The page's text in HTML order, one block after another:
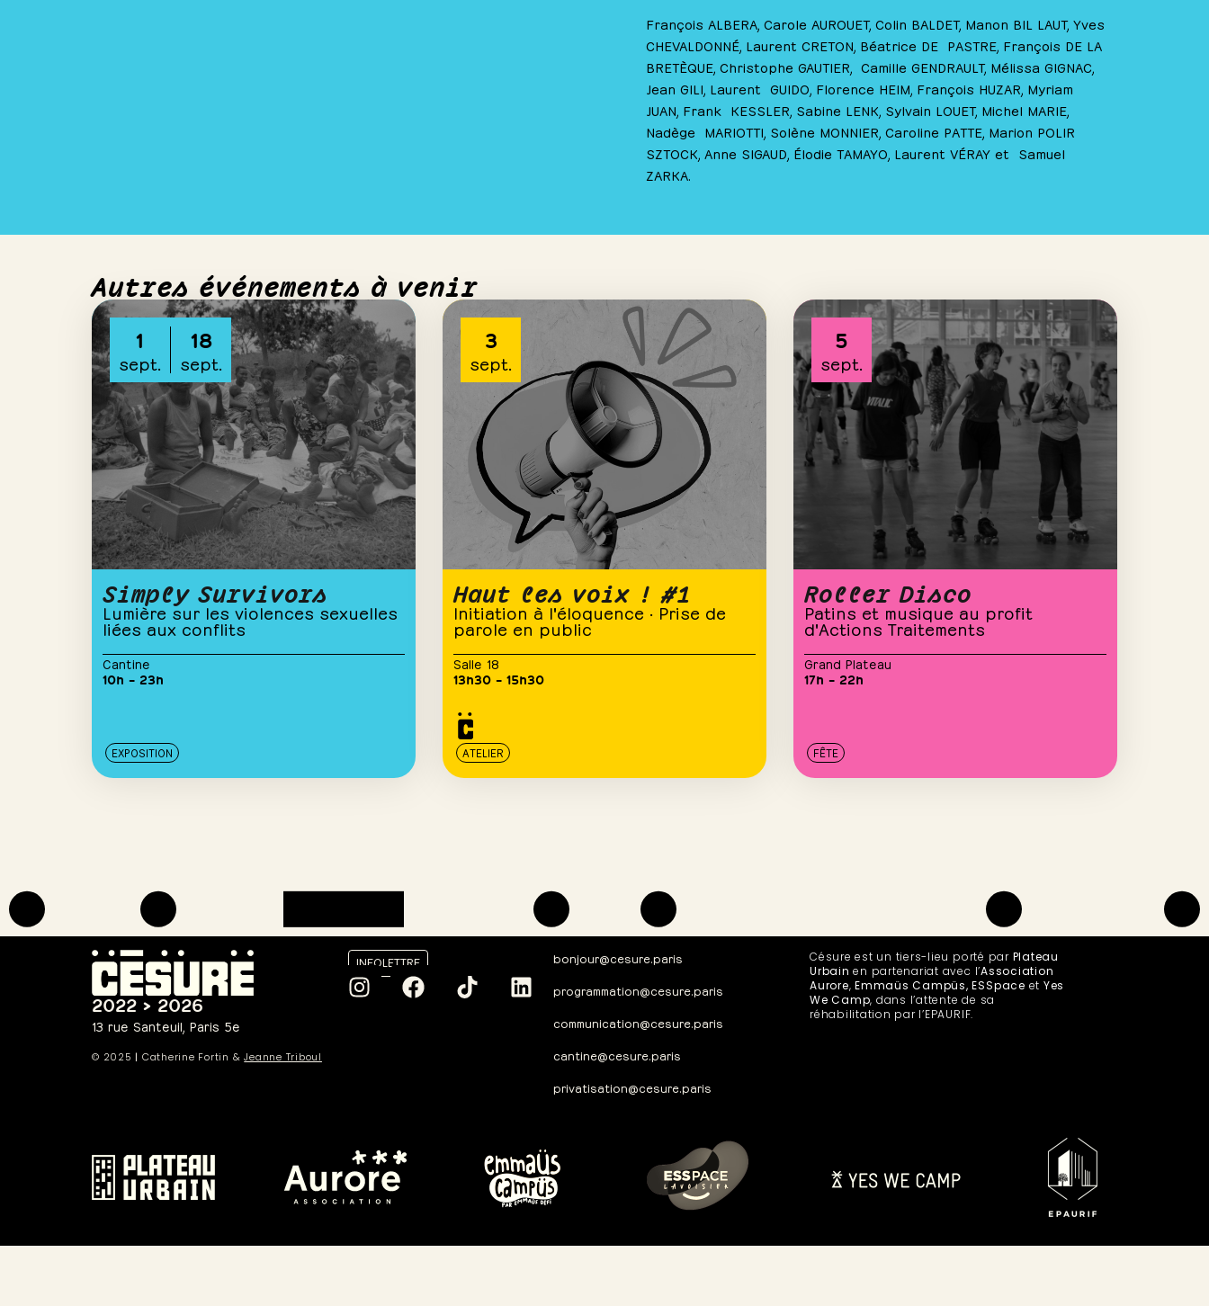
François ALBERA, Carole AUROUET, Colin BALDET, Manon BIL LAUT, Yves
CHEVALDONNÉ, Laurent CRETON, Béatrice DE PASTRE, François DE LA
BRETÈQUE, Christophe GAUTIER, Camille GENDRAULT, Mélissa GIGNAC,
Jean GILI, Laurent GUIDO, Florence HEIM, François HUZAR, Myriam
JUAN, Frank KESSLER, Sabine LENK, Sylvain LOUET, Michel MARIE,
Nadège MARIOTTI, Solène MONNIER, Caroline PATTE, Marion POLIR
SZTOCK, Anne SIGAUD, Élodie TAMAYO, Laurent VÉRAY et Samuel
ZARKA.
Autres événements à venir
1
sept.
18
sept.
Simply Survivors
Lumière sur les violences sexuelles
liées aux conflits
Cantine
10h – 23h
EXPOSITION
3
sept.
Haut les voix ! #1
Initiation à l'éloquence · Prise de
parole en public
Salle 18
13h30 – 15h30
ATELIER
5
sept.
Roller Disco
Patins et musique au profit
d'Actions Traitements
Grand Plateau
17h – 22h
FÊTE
2022 > 2026
13 rue Santeuil, Paris 5e
© 2025| Catherine Fortin &Jeanne Triboul
INFOLETTRE bonjour@cesure.paris
programmation@cesure.paris
communication@cesure.paris
cantine@cesure.paris
privatisation@cesure.paris
Césure est un tiers-lieu porté par Plateau
Urbain en partenariat avec l’Association
Aurore,Emmaüs Campüs, ESSpace et Yes
We Camp, dans l’attente de sa
réhabilitation par l’EPAURIF.